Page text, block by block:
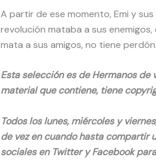
A partir de ese momento, Emi y
revolución mataba a sus
mata a sus amigos, no tiene perdón.
Esta selección es de Hermanos de
material que contiene, tiene
Todos los lunes, miércoles y
de vez en cuando hasta compartir
sociales en Twitter y Facebook